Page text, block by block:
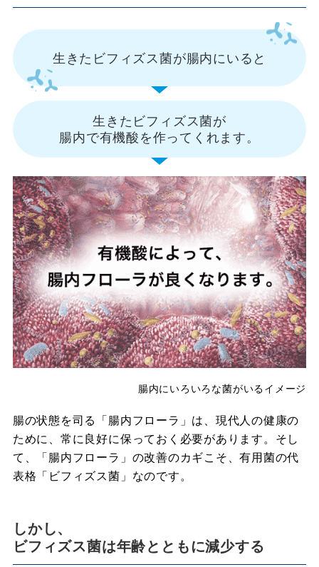
生きたビフィズス菌が腸内にいると
生きたビフィズス菌が
腸内で有機酸を作ってくれます。
腸内にいろいろな菌がいるイメージ
腸の状態を司る「腸内フローラ」は、現代人の健康の
ために、常に良好に保っておく必要があります。そし
て、「腸内フローラ」の改善のカギこそ、有用菌の代
表格「ビフィズス菌」なのです。
しかし、
ビフィズス菌は年齢とともに減少する